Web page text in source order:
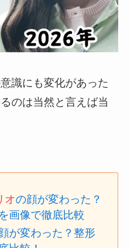
識にも変化があった
のは当然と言えば当
オの顔が変わった？
画像で徹底比較
が変わった？整形